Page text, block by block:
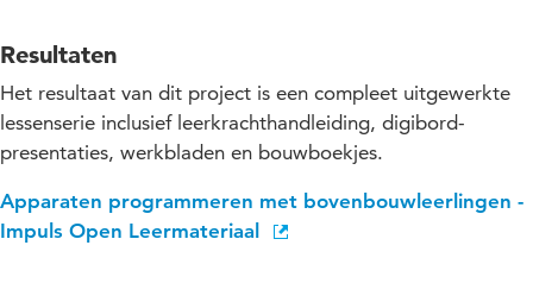
Resultaten
Het resultaat van dit project is een compleet uitgewerkte
lessenserie inclusief leerkrachthandleiding, digibord-
presentaties, werkbladen en bouwboekjes.
Apparaten programmeren met bovenbouwleerlingen -
Impuls Open Leermateriaal